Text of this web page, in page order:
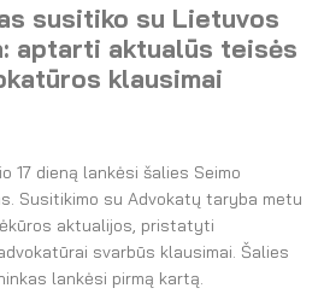
atmintinė
registras
susitiko su Lietuvos
aptarti aktualūs teisės
klausimai
17 dieną lankėsi šalies Seimo
Susitikimo su Advokatų taryba metu
aktualijos, pristatyti
svarbūs klausimai. Šalies
lankėsi pirmą kartą.